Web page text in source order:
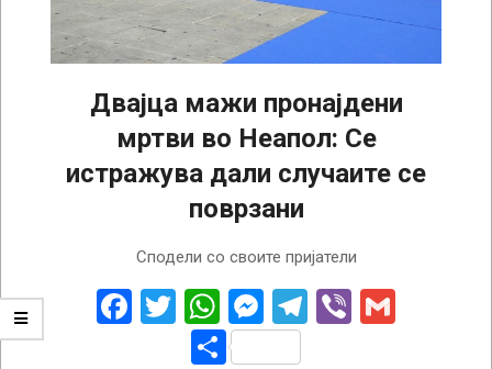
Двајца мажи пронајдени
мртви во Неапол: Се
истражува дали случаите се
поврзани
Сподели со своите пријатели
Facebook
Twitter
WhatsApp
Messenger
Telegram
Viber
Share